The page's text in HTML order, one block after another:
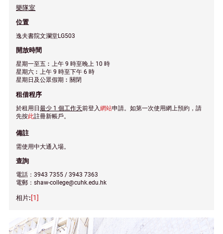
樂隊室
位置
逸夫書院文瀾堂LG503
開放時間
星期一至五︰上午 9 時至晚上 10 時
星期六︰上午 9 時至下午 6 時
星期日及公眾假期︰關閉
租借程序
於租用日最少 1 個工作天前登入網站申請。如第一次使用網上預約，請
先按此註冊新帳戶。
備註
需使用中大通入場。
查詢
電話：3943 7355 / 3943 7363
電郵：shaw-college@cuhk.edu.hk
[1]